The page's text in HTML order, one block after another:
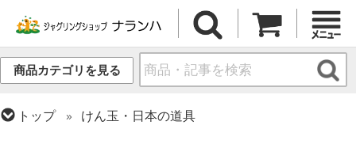
商品カテゴリを見る
トップ
けん玉・日本の道具